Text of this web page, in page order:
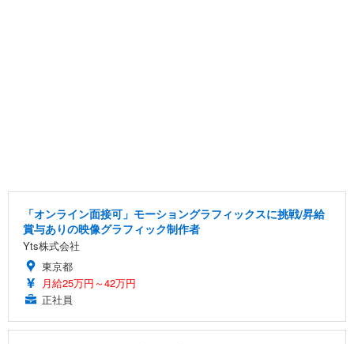
「オンライン面接可」モーショングラフィックスに挑戦/昇給
賞与ありの映像グラフィック制作者
Yts株式会社
東京都
月給25万円～42万円
正社員